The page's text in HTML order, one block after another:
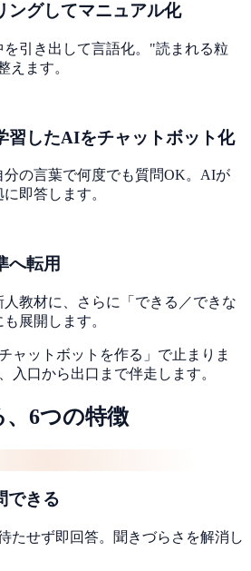
ングしてマニュアル化
引き出して言語化。"読まれる粒
えます。
習したAIをチャットボット化
分の言葉で何度でも質問OK。AIが
即答します。
へ転用
教材に、さらに「できる／できな
展開します。
ャットボットを作る」で止まりま
入口から出口まで伴走します。
6つの特徴
できる
たせず即回答。聞きづらさを解消し